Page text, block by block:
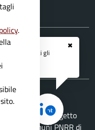
✖
e ricevi tutti gli
Barghe è un progetto
Comuni PNRR di
.